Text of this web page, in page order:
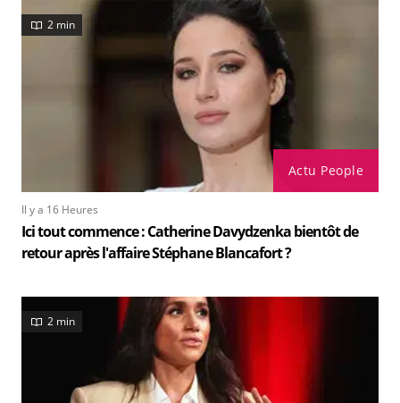
Actu People
2 min
Il y a 16 Heures
Ici tout commence : Catherine Davydzenka bientôt de
retour après l'affaire Stéphane Blancafort ?
2 min